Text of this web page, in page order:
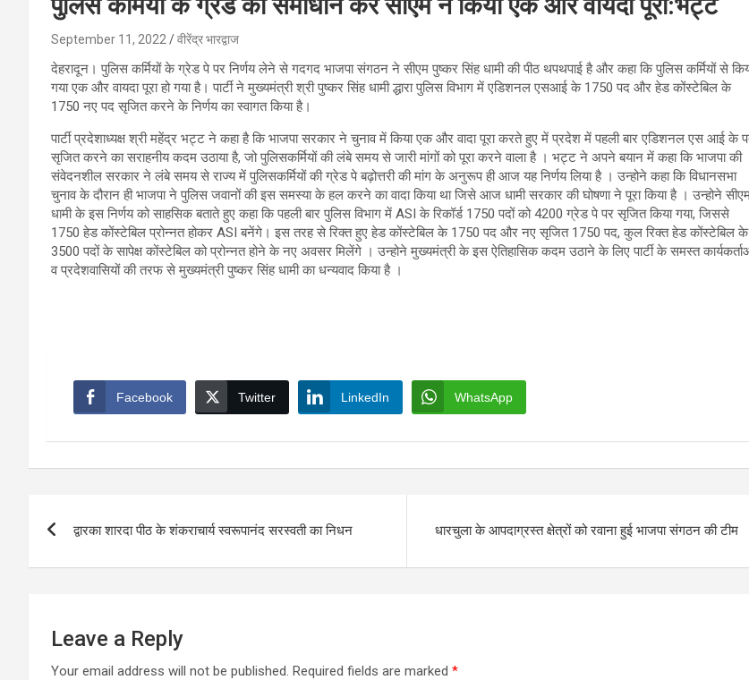
September 11, 2022 वीरेंद्र भारद्वाज
देहरादून। पुलिस कर्मियों के ग्रेड पे पर निर्णय लेने से गदगद भाजपा संगठन ने सीएम पुष्कर सिंह धामी की पीठ थपथपाई है और कहा कि पुलिस कर्मियों से
गया एक और वायदा पूरा हो गया है। पार्टी ने मुख्यमंत्री श्री पुष्कर सिंह धामी द्धारा पुलिस विभाग में एडिशनल एसआई के 1750 पद और हेड कोंस्टेबिल के
1750 नए पद सृजित करने के निर्णय का स्वागत किया है।
पार्टी प्रदेशाध्यक्ष श्री महेंद्र भट्ट ने कहा है कि भाजपा सरकार ने चुनाव में किया एक और वादा पूरा करते हुए में प्रदेश में पहली बार एडिशनल एस आई के
सृजित करने का सराहनीय कदम उठाया है, जो पुलिसकर्मियों की लंबे समय से जारी मांगों को पूरा करने वाला है । भट्ट ने अपने बयान में कहा कि भाजपा की
संवेदनशील सरकार ने लंबे समय से राज्य में पुलिसकर्मियों की ग्रेड पे बढ़ोत्तरी की मांग के अनुरूप ही आज यह निर्णय लिया है । उन्होने कहा कि विधानसभा
चुनाव के दौरान ही भाजपा ने पुलिस जवानों की इस समस्या के हल करने का वादा किया था जिसे आज धामी सरकार की घोषणा ने पूरा किया है । उन्होने
धामी के इस निर्णय को साहसिक बताते हुए कहा कि पहली बार पुलिस विभाग में ASI के रिकॉर्ड 1750 पदों को 4200 ग्रेड पे पर सृजित किया गया, जिससे
1750 हेड कोंस्टेबिल प्रोन्नत होकर ASI बनेंगे। इस तरह से रिक्त हुए हेड कोंस्टेबिल के 1750 पद और नए सृजित 1750 पद, कुल रिक्त हेड कोंस्टेबिल के
3500 पदों के सापेक्ष कोंस्टेबिल को प्रोन्नत होने के नए अवसर मिलेंगे । उन्होने मुख्यमंत्री के इस ऐतिहासिक कदम उठाने के लिए पार्टी के समस्त
व प्रदेशवासियों की तरफ से मुख्यमंत्री पुष्कर सिंह धामी का धन्यवाद किया है ।
Facebook Twitter LinkedIn WhatsApp
navigation
द्वारका शारदा पीठ के शंकराचार्य स्वरूपानंद सरस्वती का निधन धारचुला के आपदाग्रस्त क्षेत्रों को रवाना हुई भाजपा संगठन की टीम
Leave a Reply
Your email address will not be published. Required fields are marked *